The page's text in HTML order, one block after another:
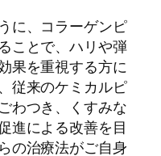
に、コラーゲンピ
ことで、ハリや弾
果を重視する方に
従来のケミカルピ
わつき、くすみな
進による改善を目
の治療法がご自身